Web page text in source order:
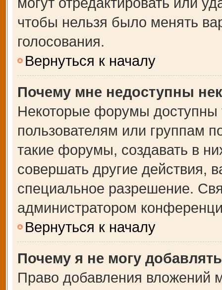
чтобы нельзя было менять
голосования.
Вернуться к началу
Почему мне недоступны
Некоторые форумы доступны
пользователям или группам
такие форумы, создавать в
совершать другие действия,
специальное разрешение.
администратором
Вернуться к началу
Почему я не могу
Право добавления вложений